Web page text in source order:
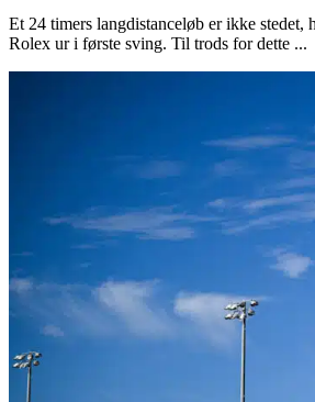
Et 24 timers langdistanceløb er ikke stedet,
Rolex ur i første sving. Til trods for dette ...